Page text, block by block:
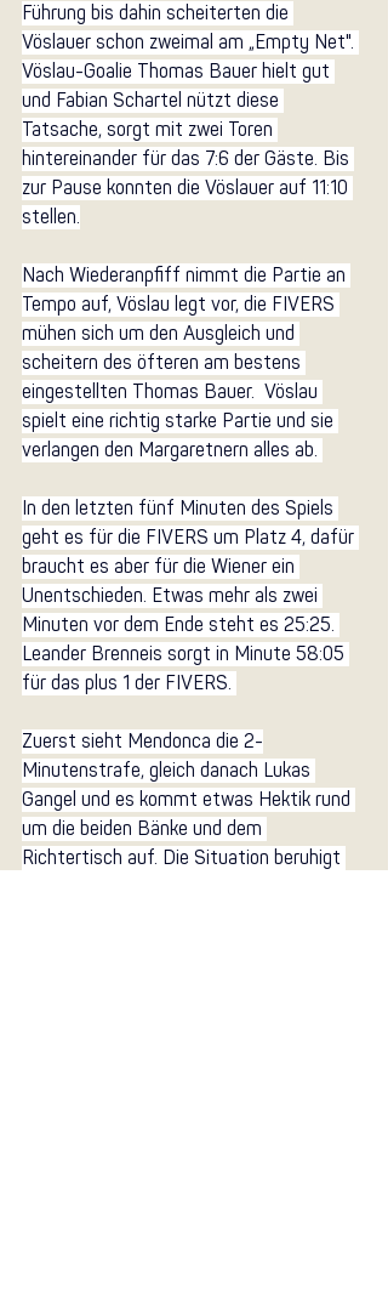
Führung bis dahin scheiterten die
Vöslauer schon zweimal am „Empty Net".
Vöslau-Goalie Thomas Bauer hielt gut
und Fabian Schartel nützt diese
Tatsache, sorgt mit zwei Toren
hintereinander für das 7:6 der Gäste. Bis
zur Pause konnten die Vöslauer auf 11:10
stellen.
Nach Wiederanpfiff nimmt die Partie an
Tempo auf, Vöslau legt vor, die FIVERS
mühen sich um den Ausgleich und
scheitern des öfteren am bestens
eingestellten Thomas Bauer.  Vöslau
spielt eine richtig starke Partie und sie
verlangen den Margaretnern alles ab.
In den letzten fünf Minuten des Spiels
geht es für die FIVERS um Platz 4, dafür
braucht es aber für die Wiener ein
Unentschieden. Etwas mehr als zwei
Minuten vor dem Ende steht es 25:25.
Leander Brenneis sorgt in Minute 58:05
für das plus 1 der FIVERS.
Zuerst sieht Mendonca die 2-
Minutenstrafe, gleich danach Lukas
Gangel und es kommt etwas Hektik rund
um die beiden Bänke und dem
Richtertisch auf. Die Situation beruhigt